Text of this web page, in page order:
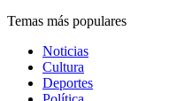
Temas más populares
Noticias
Cultura
Deportes